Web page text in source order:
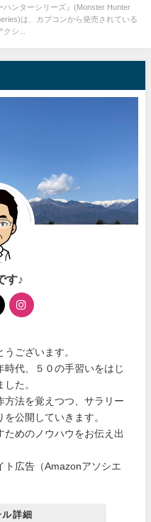
ハンターシリーズ』(Monster Hunter
は、カプコンから発売されている
クシ...
す♪
ございます。
時代、５０の手習いをはじ
た。
方法を覚えつつ、サラリー
公開していきます。
ためのノウハウをお伝え出
ト広告（Amazonアソシエ
詳細